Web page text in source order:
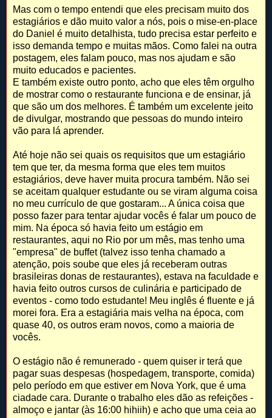
Mas com o tempo entendi que eles precisam muito dos
estagiários e dão muito valor a nós, pois o mise-en-place
do Daniel é muito detalhista, tudo precisa estar perfeito e
isso demanda tempo e muitas mãos. Como falei na outra
postagem, eles falam pouco, mas nos ajudam e são
muito educados e pacientes.
E também existe outro ponto, acho que eles têm orgulho
de mostrar como o restaurante funciona e de ensinar, já
que são um dos melhores. É também um excelente jeito
de divulgar, mostrando que pessoas do mundo inteiro
vão para lá aprender.
Até hoje não sei quais os requisitos que um estagiário
tem que ter, da mesma forma que eles tem muitos
estagiários, deve haver muita procura também. Não sei
se aceitam qualquer estudante ou se viram alguma coisa
no meu currículo de que gostaram... A única coisa que
posso fazer para tentar ajudar vocês é falar um pouco de
mim. Na época só havia feito um estágio em
restaurantes, aqui no Rio por um mês, mas tenho uma
"empresa" de buffet (talvez isso tenha chamado a
atenção, pois soube que eles já receberam outras
brasileiras donas de restaurantes), estava na faculdade e
havia feito outros cursos de culinária e participado de
eventos - como todo estudante! Meu inglês é fluente e já
morei fora. Era a estagiária mais velha na época, com
quase 40, os outros eram novos, como a maioria de
vocês.
O estágio não é remunerado - quem quiser ir terá que
pagar suas despesas (hospedagem, transporte, comida)
pelo período em que estiver em Nova York, que é uma
ciadade cara. Durante o trabalho eles dão as refeições -
almoço e jantar (às 16:00 hihiih) e acho que uma ceia ao